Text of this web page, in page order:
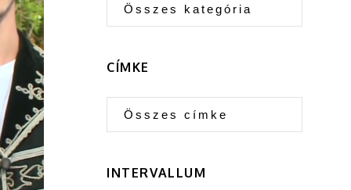
CÍMKE
INTERVALLUM